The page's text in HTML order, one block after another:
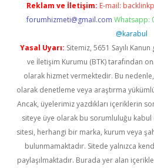
Reklam ve İletişim: E-mail:
forumhizmeti@gmail.com Whatsapp:
@karabul
Yasal Uyarı: Sitemiz, 5651 Sayılı
ve İletişim Kurumu (BTK) tarafından
olarak hizmet vermektedir. Bu
olarak denetleme veya araştırma
Ancak, üyelerimiz yazdıkları içeriklerin
siteye üye olarak bu sorumluluğu kabul
sitesi, herhangi bir marka, kurum veya
bulunmamaktadır. Sitede yalnızca
paylaşılmaktadır. Burada yer alan